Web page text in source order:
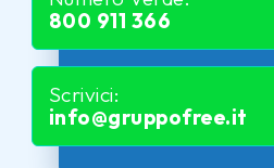
800 911 366
Scrivici:
info@gruppofree.it